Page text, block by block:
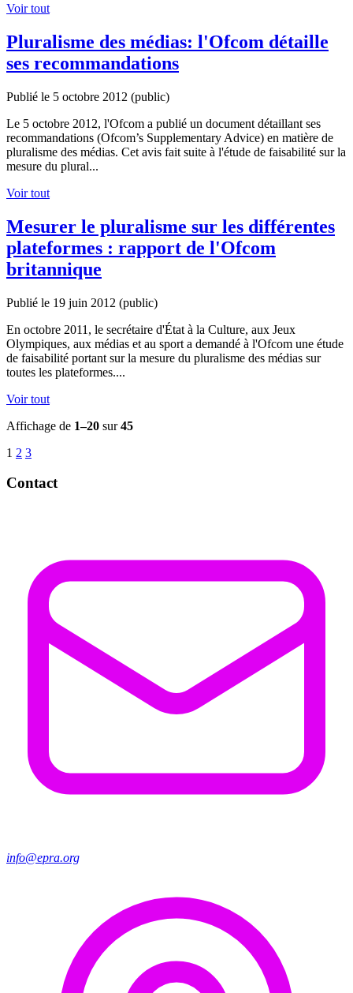
Voir tout
Pluralisme des médias: l'Ofcom détaille
ses recommandations
Publié le 5 octobre 2012 (public)
Le 5 octobre 2012, l'Ofcom a publié un document détaillant ses
recommandations (Ofcom’s Supplementary Advice) en matière de
pluralisme des médias. Cet avis fait suite à l'étude de faisabilité sur la
mesure du plural...
Voir tout
Mesurer le pluralisme sur les différentes
plateformes : rapport de l'Ofcom
britannique
Publié le 19 juin 2012 (public)
En octobre 2011, le secrétaire d'État à la Culture, aux Jeux
Olympiques, aux médias et au sport a demandé à l'Ofcom une étude
de faisabilité portant sur la mesure du pluralisme des médias sur
toutes les plateformes....
Voir tout
Affichage de 1–20 sur45
1 2 3
Contact
info@epra.org